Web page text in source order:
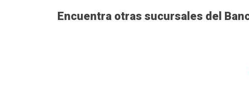
Encuentra otras sucursales del